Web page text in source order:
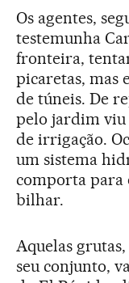
Os agentes,
testemunha
fronteira,
picaretas, mas
de túneis. De
pelo jardim
de irrigação.
um sistema
comporta para
bilhar.
Aquelas
seu conjunto,